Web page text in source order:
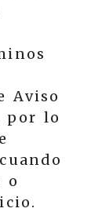
Aviso
por lo
o